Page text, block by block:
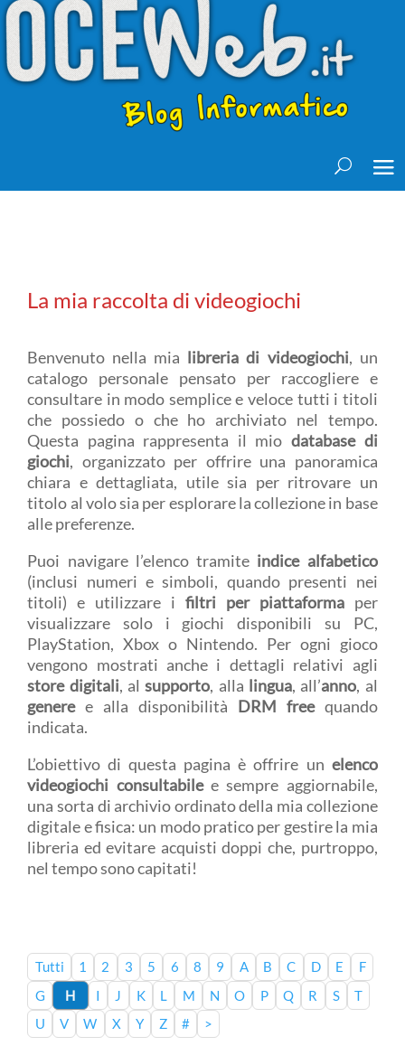
La mia raccolta di videogiochi
Benvenuto nella mia libreria di videogiochi, un
catalogo personale pensato per raccogliere e
consultare in modo semplice e veloce tutti i titoli
che possiedo o che ho archiviato nel tempo.
Questa pagina rappresenta il miodatabase di
giochi, organizzato per offrire una panoramica
chiara e dettagliata, utile sia per ritrovare un
titolo al volo sia per esplorare la collezione in base
alle preferenze.
Puoi navigare l’elenco tramite indice alfabetico
(inclusi numeri e simboli, quando presenti nei
titoli) e utilizzare i filtri per piattaformaper
visualizzare solo i giochi disponibili su PC,
PlayStation, Xbox o Nintendo. Per ogni gioco
vengono mostrati anche i dettagli relativi agli
store digitali, alsupporto, alla lingua, all’anno, al
generee alla disponibilità DRM freequando
indicata.
L’obiettivo di questa pagina è offrire un elenco
videogiochi consultabilee sempre aggiornabile,
una sorta di archivio ordinato della mia collezione
digitale e fisica: un modo pratico per gestire la mia
libreria ed evitare acquisti doppi che, purtroppo,
nel tempo sono capitati!
Tutti 1 2 3 5 6 8 9 A B C D E
F
G
H I J K L M N O P Q R S
T
U
V W X Y Z # >